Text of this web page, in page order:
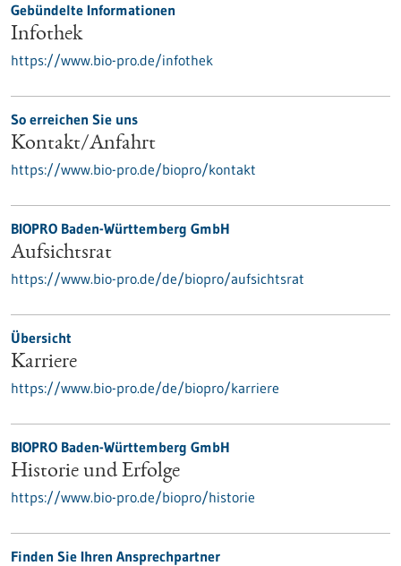
Gebündelte Informationen
Infothek
https://www.bio-pro.de/infothek
So erreichen Sie uns
Kontakt/Anfahrt
https://www.bio-pro.de/biopro/kontakt
BIOPRO Baden-Württemberg GmbH
Aufsichtsrat
https://www.bio-pro.de/de/biopro/aufsichtsrat
Übersicht
Karriere
https://www.bio-pro.de/de/biopro/karriere
BIOPRO Baden-Württemberg GmbH
Historie und Erfolge
https://www.bio-pro.de/biopro/historie
Finden Sie Ihren Ansprechpartner